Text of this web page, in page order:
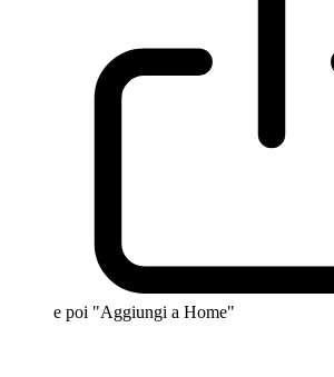
e poi "Aggiungi a Home"